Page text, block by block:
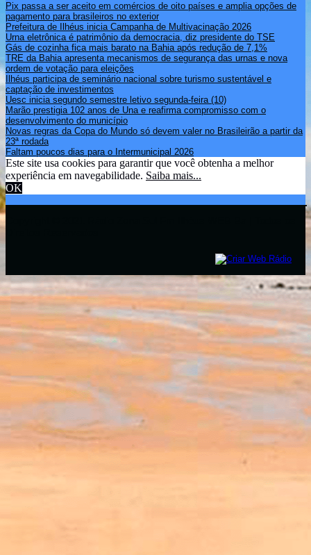
Pix passa a ser aceito em comércios de oito países e amplia opções de
pagamento para brasileiros no exterior
Prefeitura de Ilhéus inicia Campanha de Multivacinação 2026
Urna eletrônica é patrimônio da democracia, diz presidente do TSE
Gás de cozinha fica mais barato na Bahia após redução de 7,1%
TRE da Bahia apresenta mecanismos de segurança das urnas e nova
ordem de votação para eleições
Ilhéus participa de seminário nacional sobre turismo sustentável e
captação de investimentos
Uesc inicia segundo semestre letivo segunda-feira (10)
Marão prestigia 102 anos de Una e reafirma compromisso com o
desenvolvimento do município
Novas regras da Copa do Mundo só devem valer no Brasileirão a partir da
23ª rodada
Faltam poucos dias para o Intermunicipal 2026
Este site usa cookies para garantir que você obtenha a melhor
experiência em navegabilidade. Saiba mais...
OK